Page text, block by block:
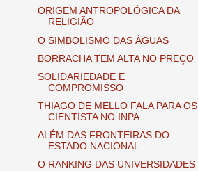
ORIGEM ANTROPOLÓGICA DA
RELIGIÃO
O SIMBOLISMO DAS ÁGUAS
BORRACHA TEM ALTA NO PREÇO
SOLIDARIEDADE E
COMPROMISSO
THIAGO DE MELLO FALA PARA OS
CIENTISTA NO INPA
ALÉM DAS FRONTEIRAS DO
ESTADO NACIONAL
O RANKING DAS UNIVERSIDADES